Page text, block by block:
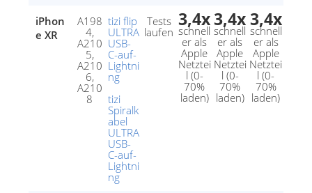
iPhon
e XR
A198
4,
A210
5,
A210
6,
A210
8
tizi flip
ULTRA
USB-
C-auf-
Lightni
ng
tizi
Spiralk
abel
ULTRA
USB-
C-auf-
Lightni
ng
Tests
laufen
3,4x
schnell
er als
Apple
Netztei
l (0-
70%
laden)
3,4x
schnell
er als
Apple
Netztei
l (0-
70%
laden)
3,4x
schnell
er als
Apple
Netztei
l (0-
70%
laden)